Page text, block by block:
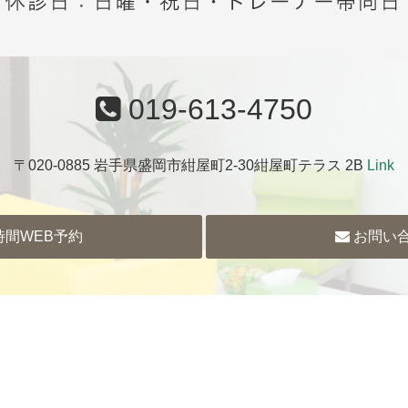
019-613-4750
〒020-0885 岩手県盛岡市紺屋町2-30紺屋町テラス 2B Link
WEB予約 お問い